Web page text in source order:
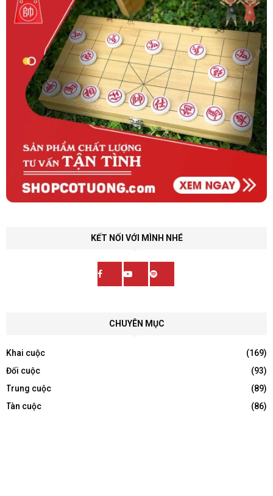
KẾT NỐI VỚI MÌNH NHÉ
CHUYÊN MỤC
Khai cuộc
(169)
Đối cuộc
(93)
Trung cuộc
(89)
Tàn cuộc
(86)